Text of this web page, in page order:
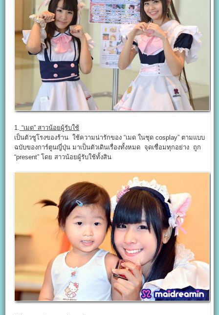
1. “เมด” สาวน้อยผู้รับใช้
เป็นตัวชูโรงของร้าน ใช้ความน่ารักของ “เมด ในชุด cosplay” ตามแบบ
ฉบับของการ์ตูนญี่ปุ่น มาเป็นตัวเดินเรื่องทั้งหมด จุดเชื่อมทุกอย่าง ถูก
“present” โดย สาวน้อยผู้รับใช้ทั้งสิน